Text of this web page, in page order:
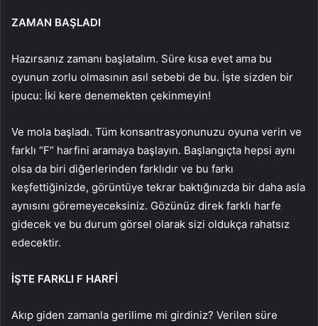
ZAMAN BAŞLADI
Hazırsanız zamanı başlatalım. Süre kısa evet ama bu
oyunun zorlu olmasının asıl sebebi de bu. İşte sizden bir
ipucu: İki kere denemekten çekinmeyin!
Ve mola başladı. Tüm konsantrasyonunuzu oyuna verin ve
farklı “F” harfini aramaya başlayın. Başlangıçta hepsi aynı
olsa da biri diğerlerinden farklıdır ve bu farkı
keşfettiğinizde, görüntüye tekrar baktığınızda bir daha asla
aynısını göremeyeceksiniz. Gözünüz direk farklı harfe
gidecek ve bu durum görsel olarak sizi oldukça rahatsız
edecektir.
İŞTE FARKLI F HARFİ
Akıp giden zamanla gerilime mi girdiniz? Verilen süre